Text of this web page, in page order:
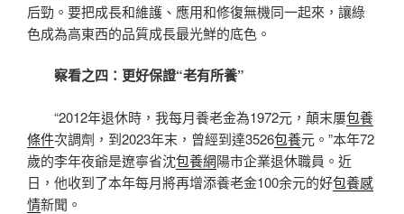
后勁。要把成長和維護、應用和修復無機同一起來，讓綠
色成為高東西的品質成長最光鮮的底色。
察看之四：更好保證“老有所養”
“2012年退休時，我每月養老金為1972元，顛末屢包養
條件次調劑，到2023年末，曾經到達3526包養元。”本年72
歲的李年夜爺是遼寧省沈包養網陽市企業退休職員。近
日，他收到了本年每月將再增添養老金100余元的好包養感
情新聞。